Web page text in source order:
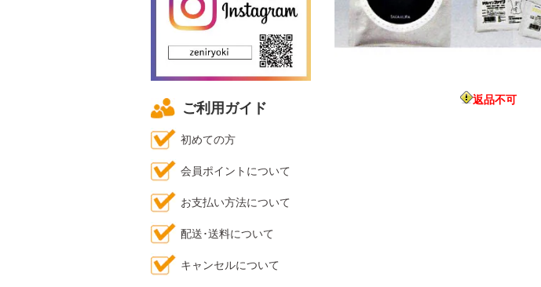
返品不可
ご利用ガイド
初めての方
会員ポイントについて
お支払い方法について
配送･送料について
キャンセルについて